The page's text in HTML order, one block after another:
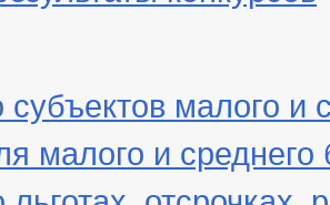
субъектов малого и
малого и среднего